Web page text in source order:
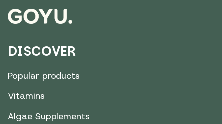
DISCOVER
Popular products
Vitamins
Algae Supplements